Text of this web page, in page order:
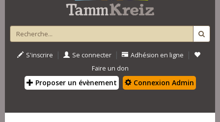
S'inscrire | Se connecter | Adhésion en ligne |
Faire un don
Proposer un évènement Connexion Admin